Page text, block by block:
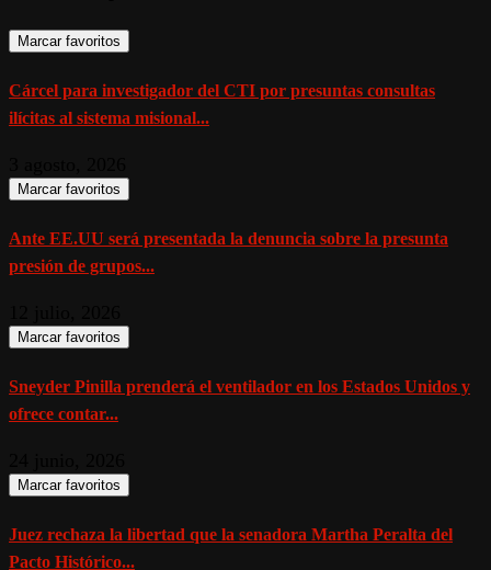
Marcar favoritos
Cárcel para investigador del CTI por presuntas consultas
ilícitas al sistema misional...
Marcar favoritos
Ante EE.UU será presentada la denuncia sobre la presunta
presión de grupos...
Marcar favoritos
Sneyder Pinilla prenderá el ventilador en los Estados Unidos y
ofrece contar...
Marcar favoritos
Juez rechaza la libertad que la senadora Martha Peralta del
Pacto Histórico...